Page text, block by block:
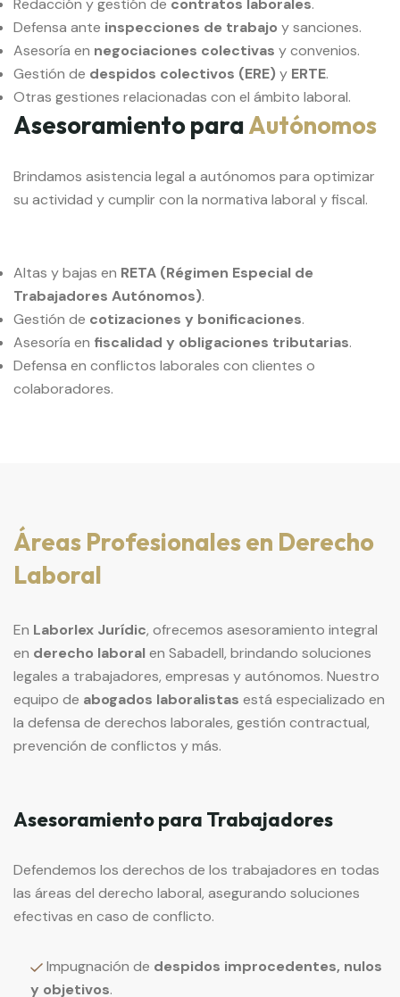
Redacción y gestión de contratos laborales.
Defensa ante inspecciones de trabajo y sanciones.
Asesoría en negociaciones colectivas y convenios.
Gestión de despidos colectivos (ERE) y ERTE.
Otras gestiones relacionadas con el ámbito laboral.
Asesoramiento paraAutónomos
Brindamos asistencia legal a autónomos para optimizar
su actividad y cumplir con la normativa laboral y fiscal.
Altas y bajas en RETA (Régimen Especial de
Trabajadores Autónomos).
Gestión de cotizaciones y bonificaciones.
Asesoría en fiscalidad y obligaciones tributarias.
Defensa en conflictos laborales con clientes o
colaboradores.
Áreas Profesionales en Derecho
Laboral
En Laborlex Jurídic, ofrecemos asesoramiento integral
en derecho laboralen Sabadell, brindando soluciones
legales a trabajadores, empresas y autónomos. Nuestro
equipo de abogados laboralistas está especializado en
la defensa de derechos laborales, gestión contractual,
prevención de conflictos y más.
Asesoramiento para Trabajadores
Defendemos los derechos de los trabajadores en todas
las áreas del derecho laboral, asegurando soluciones
efectivas en caso de conflicto.
Impugnación de despidos improcedentes, nulos
y objetivos.